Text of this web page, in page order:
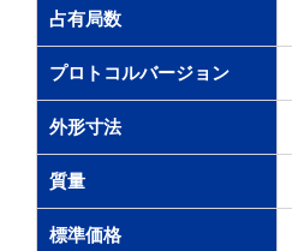
占有局数
プロトコルバージョン
外形寸法
質量
標準価格